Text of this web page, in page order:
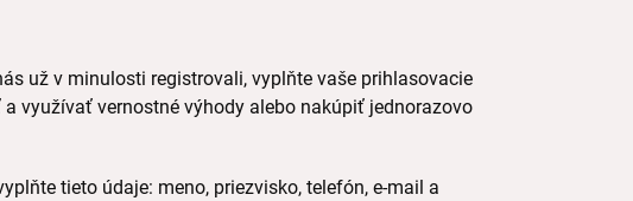
už v minulosti registrovali, vyplňte vaše prihlasovacie
využívať vernostné výhody alebo nakúpiť jednorazovo
tieto údaje: meno, priezvisko, telefón, e-mail a